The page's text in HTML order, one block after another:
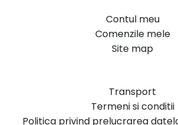
Contul meu
Comenzile mele
Site map
Transport
Termeni si conditii
Politica privind prelucrarea